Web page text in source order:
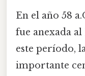
En el año 58
fue anexada
este período,
importante